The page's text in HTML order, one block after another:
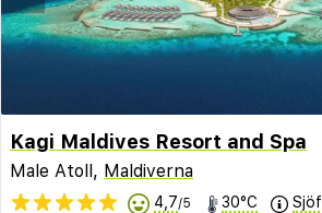
Kagi Maldives Resort and Spa
Male Atoll, Maldiverna
4,7/5 30°C